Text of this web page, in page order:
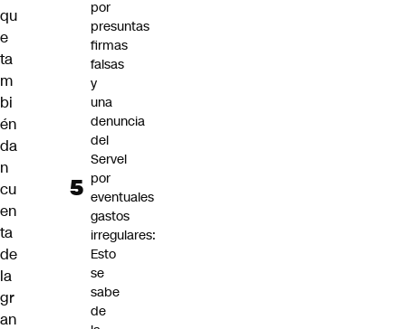
qu
e
ta
m
bi
én
da
n
cu
en
ta
de
la
gr
an
por
presuntas
firmas
falsas
y
una
denuncia
del
Servel
por
eventuales
gastos
irregulares:
Esto
se
sabe
de